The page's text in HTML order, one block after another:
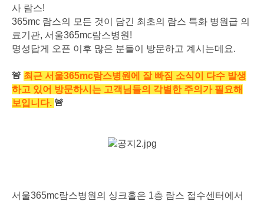
사 람스!
365mc 람스의 모든 것이 담긴 최초의 람스 특화 병원급 의
료기관, 서울365mc람스병원!
명성답게 오픈 이후 많은 분들이 방문하고 계시는데요.
🚨 최근 서울365mc람스병원에 잘 빠짐 소식이 다수 발생
하고 있어 방문하시는 고객님들의 각별한 주의가 필요해
보입니다. 🚨
서울365mc람스병원의 싱크홀은 1층 람스 접수센터에서